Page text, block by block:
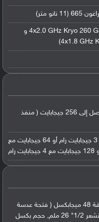
متر)
ثماني النواة (4x2.0 GHz Kryo 260 Gold و
4x1.8 GHz
مايكرو إس دي تصل إلى 256 جيجابايت ( منفذ
32 جيجابايت مع 3 جيجابايت رام أو 64 جيجابايت مع
عدسة واسعة بدقة 48 ميجابكسل ( فتحة عدسة
f/1.8, حجم مستشعر 1/2" 26 ملم, حجم بكسل